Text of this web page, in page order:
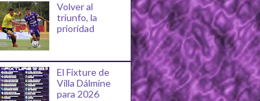
Volver al
triunfo, la
prioridad
El Fixture de
Villa Dálmine
para 2026